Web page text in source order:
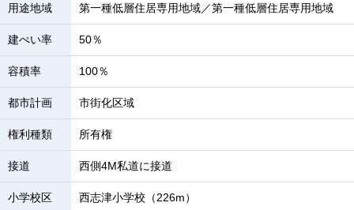
用途地域 第一種低層住居専用地域／第一種低層住居専用地域
建ぺい率 50％
容積率 100％
都市計画 市街化区域
権利種類 所有権
接道 西側4M私道に接道
小学校区 西志津小学校（226m）